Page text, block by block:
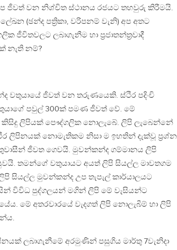
ජීවත් වන නිශ්චිත ස්ථානය රජයට තහවුරු කිරීමයි.
(ඡන්ද පත්‍රිකා, වරිපනම් වැනි) අප අතට
ජීවිතවලට ලබාගැනීම හා ප්‍රජාතන්ත්‍රවාදී
නැති නම්?
වතුයායේ ජීවත් වන තරුණයෙකි. ස්ථිර පදිංචි
පවුල් 300ක් පමණ ජීවත් වේ. මේ
ලිපියක් පෞද්ගලික නොලැබේ. ලිපි ලැබෙන්නේ
ලිපිනයක් නොමැතිකම නිසා ම ඉහතින් දැක්වූ ප්‍රශ්න
ජීවත ගෙවයි. මුවන්කන්ද ගම්මානය ලිපි
තමන්ගේ වතුයායට අයත් ලිපි සියල්ල මාවතගම
සියල්ල මුවන්කන්ද උප තැපැල් කාර්යාලයට
විවිධ පුද්ගලයන් මගින් ලිපි මේ වැසියන්ට
මේ අතරවාරයේ වැදගත් ලිපි නොලැබීම් හා ලිපි
ලබාගැනීමේ අරමුණින් පසුගිය මාර්තු 7වැනිදා